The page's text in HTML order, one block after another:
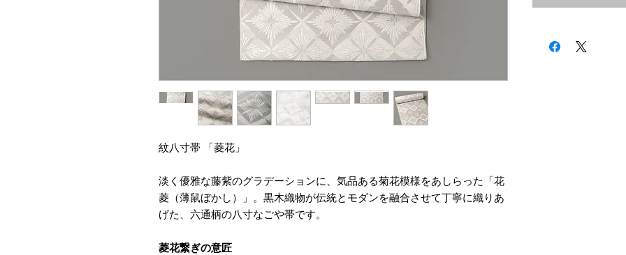
紋八寸帯 「菱花」
淡く優雅な藤紫のグラデーションに、気品ある菊花模様をあしらった「花
菱（薄鼠ぼかし）」。黒木織物が伝統とモダンを融合させて丁寧に織りあ
げた、六通柄の八寸なごや帯です。
菱花繋ぎの意匠